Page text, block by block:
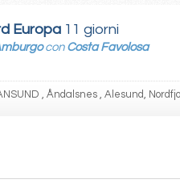
Europa 11 giorni
con Costa Favolosa
, Åndalsnes , Alesund,